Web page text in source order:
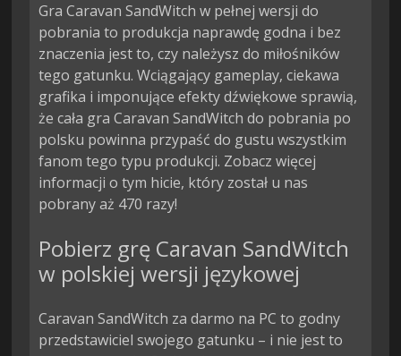
Gra Caravan SandWitch w pełnej wersji do
pobrania to produkcja naprawdę godna i bez
znaczenia jest to, czy należysz do miłośników
tego gatunku. Wciągający gameplay, ciekawa
grafika i imponujące efekty dźwiękowe sprawią,
że cała gra Caravan SandWitch do pobrania po
polsku powinna przypaść do gustu wszystkim
fanom tego typu produkcji. Zobacz więcej
informacji o tym hicie, który został u nas
pobrany aż 470 razy!
Pobierz grę Caravan SandWitch
w polskiej wersji językowej
Caravan SandWitch za darmo na PC to godny
przedstawiciel swojego gatunku – i nie jest to